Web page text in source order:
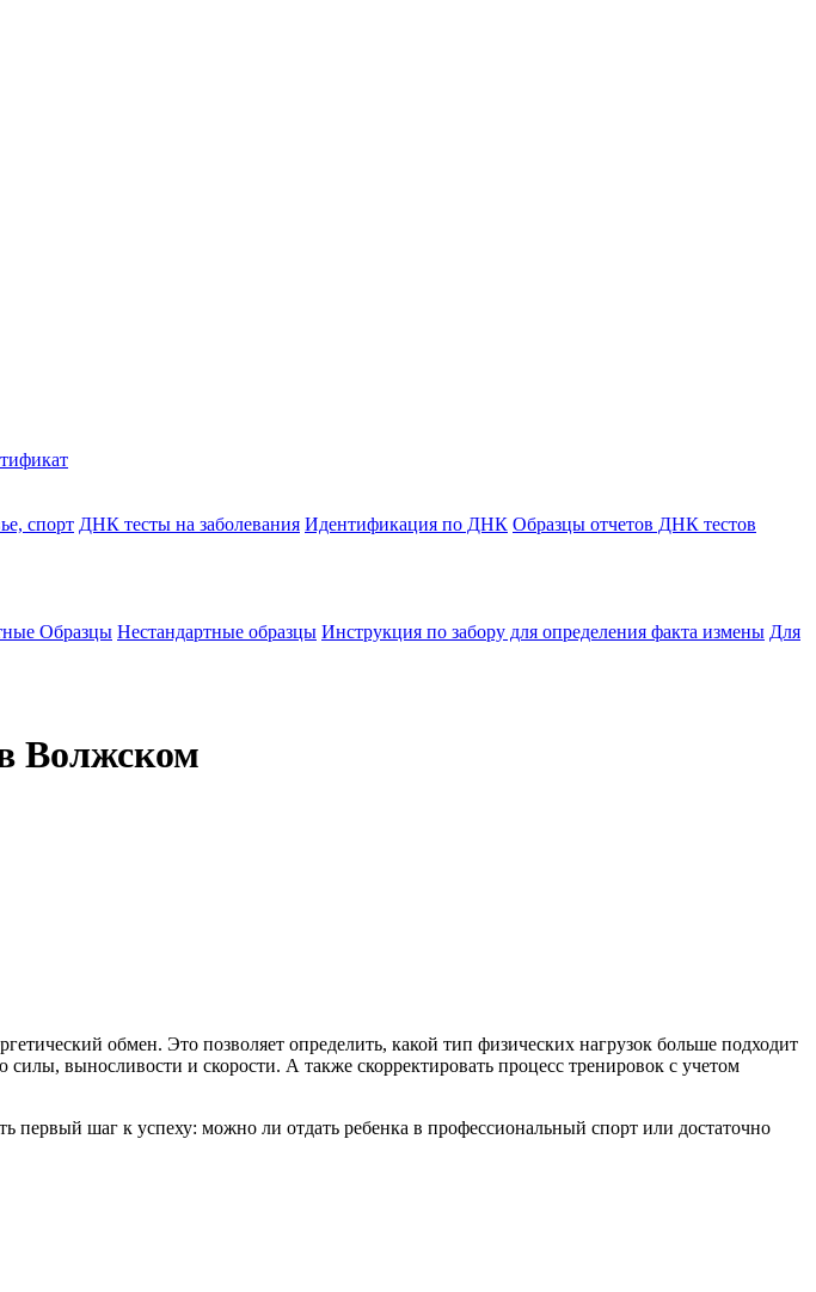
спорт ДНК тесты на заболевания Идентификация по ДНК Образцы отчетов ДНК тестов
Образцы Нестандартные образцы Инструкция по забору для определения факта измены Для
Волжском
обмен. Это позволяет определить, какой тип физических нагрузок больше подходит
выносливости и скорости. А также скорректировать процесс тренировок с учетом
первый шаг к успеху: можно ли отдать ребенка в профессиональный спорт или достаточно